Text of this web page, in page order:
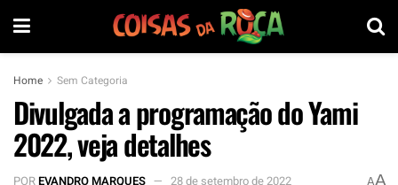
Home Sem Categoria
Divulgada a programação do Yami
2022, veja detalhes
POREVANDRO MARQUES 28 de setembro de 2022 AA